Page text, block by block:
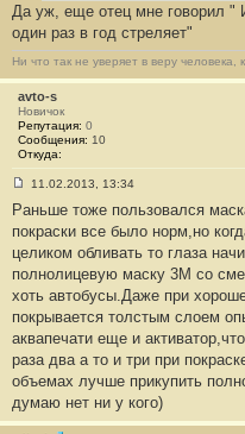
и
#
3
7
Да уж, еще отец мне говорил "
один раз в год стреляет"
Ни что так не уверяет в веру
avto-s
Новичок
Репутация: 0
Сообщения: 10
Откуда:
о
б
щ
н
и
#
3
11.02.2013, 13:34
Раньше тоже пользовался
покраски все было норм,но
целиком обливать то глаза
полнолицевую маску 3М со
хоть автобусы.Даже при
покрывается толстым слоем
аквапечати еще и
раза два а то и три при
объемах лучше прикупить
думаю нет ни у кого)